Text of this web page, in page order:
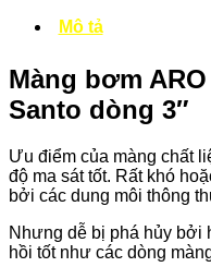
Mô tả
Màng bơm
Santo dòng 3″
Ưu điểm của màng chất
độ ma sát tốt. Rất khó
bởi các dung môi thông
Nhưng dễ bị phá hủy bởi
hồi tốt như các dòng